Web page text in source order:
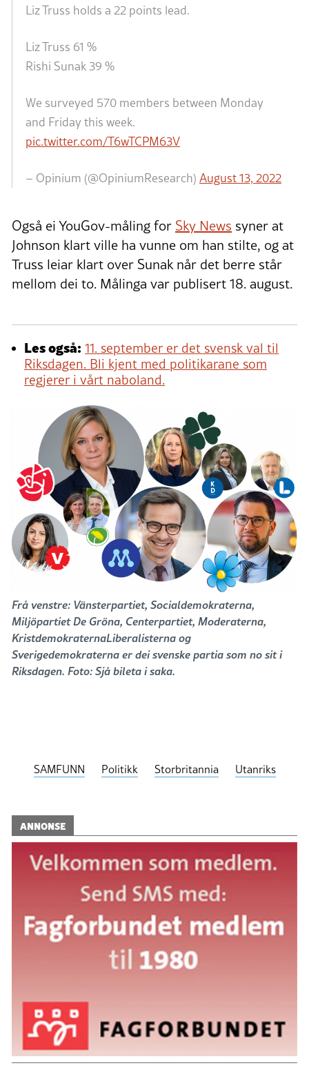
Liz Truss holds a 22 points lead.
Liz Truss 61 %
Rishi Sunak 39 %
We surveyed 570 members between Monday
and Friday this week.
pic.twitter.com/T6wTCPM63V
– Opinium (@OpiniumResearch) August 13, 2022
Også ei YouGov-måling for Sky News syner at
Johnson klart ville ha vunne om han stilte, og at
Truss leiar klart over Sunak når det berre står
mellom dei to. Målinga var publisert 18. august.
Les også: 11. september er det svensk val til
Riksdagen. Bli kjent med politikarane som
regjerer i vårt naboland.
Frå venstre: Vänsterpartiet, Socialdemokraterna,
Miljöpartiet De Gröna, Centerpartiet, Moderaterna,
KristdemokraternaLiberalisterna og
Sverigedemokraterna er dei svenske partia som no sit i
Riksdagen. Foto: Sjå bileta i saka.
SAMFUNN Politikk Storbritannia Utanriks
ANNONSE